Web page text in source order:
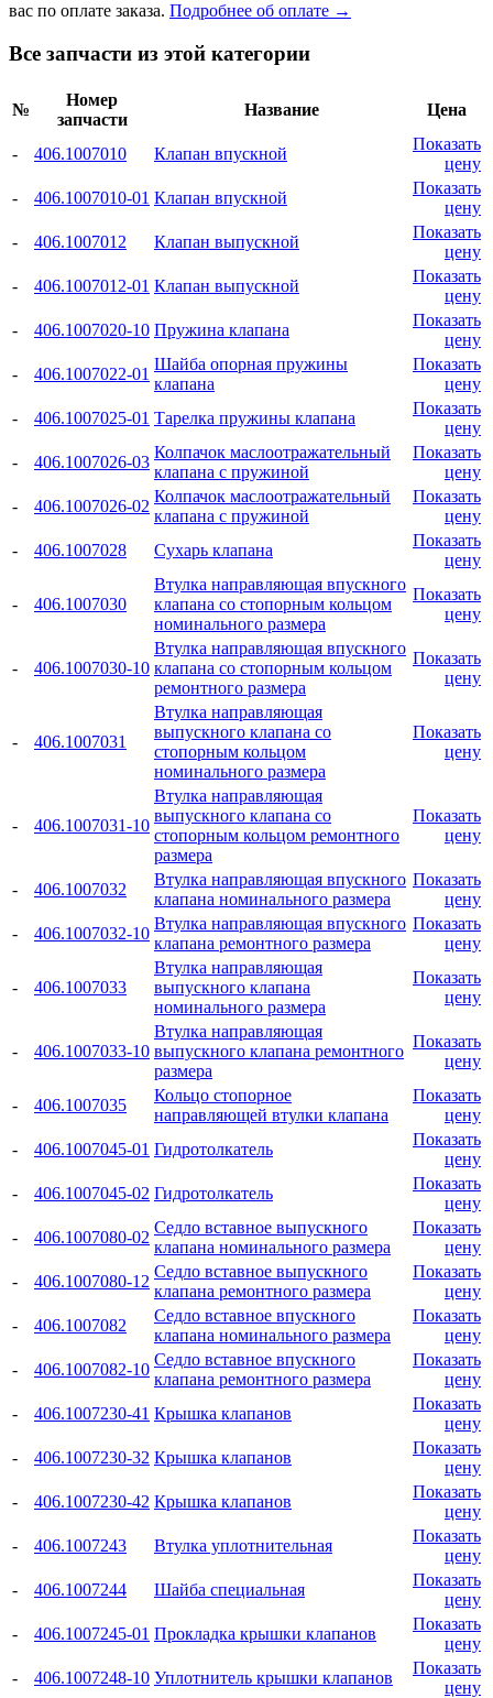
вас по оплате заказа. Подробнее об оплате →
Все запчасти из этой категории
№
Номер
запчасти
Название Цена
- 406.1007010 Клапан впускной
Показать
цену
-
406.1007010-01 Клапан впускной
Показать
цену
-
406.1007012 Клапан выпускной
Показать
цену
-
406.1007012-01 Клапан выпускной
Показать
цену
-
406.1007020-10 Пружина клапана
Показать
цену
-
406.1007022-01
Шайба опорная пружины
клапана
Показать
цену
-
406.1007025-01 Тарелка пружины клапана
Показать
цену
-
406.1007026-03
Колпачок маслоотражательный
клапана с пружиной
Показать
цену
-
406.1007026-02
Колпачок маслоотражательный
клапана с пружиной
Показать
цену
-
406.1007028 Сухарь клапана
Показать
цену
- 406.1007030
Втулка направляющая впускного
клапана со стопорным кольцом
номинального размера
Показать
цену
- 406.1007030-10
Втулка направляющая впускного
клапана со стопорным кольцом
ремонтного размера
Показать
цену
- 406.1007031
Втулка направляющая
выпускного клапана со
стопорным кольцом
номинального размера
Показать
цену
- 406.1007031-10
Втулка направляющая
выпускного клапана со
стопорным кольцом ремонтного
размера
Показать
цену
- 406.1007032
Втулка направляющая впускного
клапана номинального размера
Показать
цену
-
406.1007032-10
Втулка направляющая впускного
клапана ремонтного размера
Показать
цену
- 406.1007033
Втулка направляющая
выпускного клапана
номинального размера
Показать
цену
- 406.1007033-10
Втулка направляющая
выпускного клапана ремонтного
размера
Показать
цену
- 406.1007035
Кольцо стопорное
направляющей втулки клапана
Показать
цену
-
406.1007045-01 Гидротолкатель
Показать
цену
-
406.1007045-02 Гидротолкатель
Показать
цену
-
406.1007080-02
Седло вставное выпускного
клапана номинального размера
Показать
цену
-
406.1007080-12
Седло вставное выпускного
клапана ремонтного размера
Показать
цену
-
406.1007082
Седло вставное впускного
клапана номинального размера
Показать
цену
-
406.1007082-10
Седло вставное впускного
клапана ремонтного размера
Показать
цену
-
406.1007230-41 Крышка клапанов
Показать
цену
-
406.1007230-32 Крышка клапанов
Показать
цену
-
406.1007230-42 Крышка клапанов
Показать
цену
-
406.1007243 Втулка уплотнительная
Показать
цену
-
406.1007244 Шайба специальная
Показать
цену
-
406.1007245-01 Прокладка крышки клапанов
Показать
цену
-
406.1007248-10 Уплотнитель крышки клапанов
Показать
цену